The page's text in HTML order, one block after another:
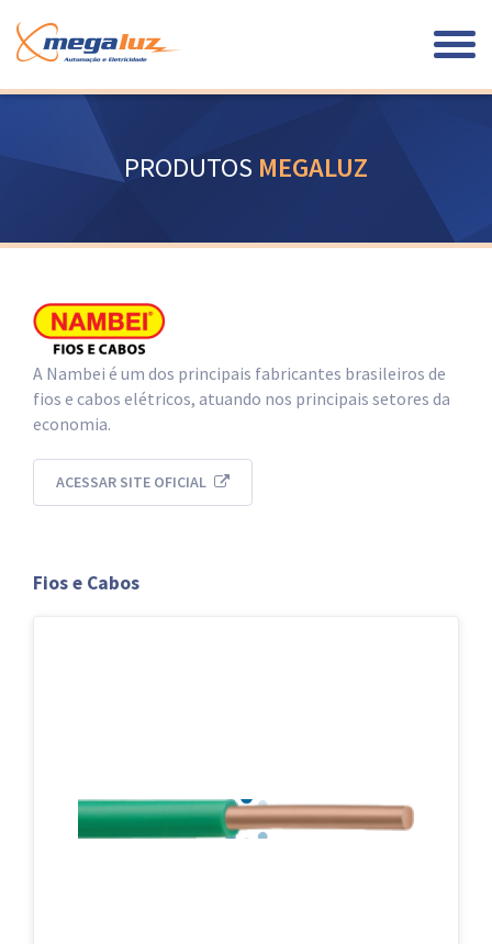
PRODUTOS MEGALUZ
A Nambei é um dos principais fabricantes brasileiros de
fios e cabos elétricos, atuando nos principais setores da
economia.
ACESSAR SITE OFICIAL
Fios e Cabos